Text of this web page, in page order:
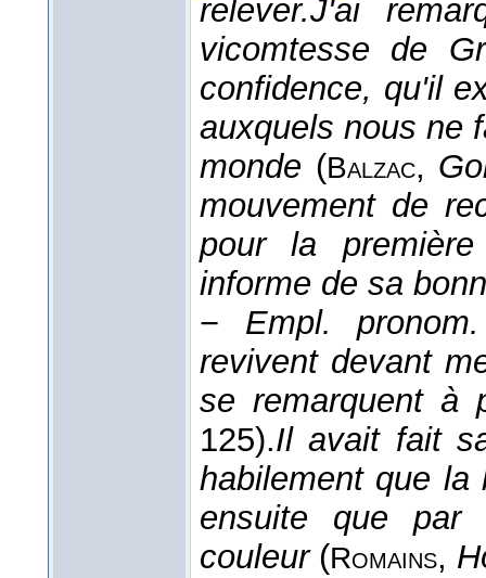
relever.J'ai
vicomtesse de
confidence, qu'il
auxquels nous ne
monde (Balzac,
mouvement de
pour la
informe de sa
− Empl.
revivent devant
se remarquent à
125).Il avait fait
habilement que la
ensuite que par
couleur(Romains,